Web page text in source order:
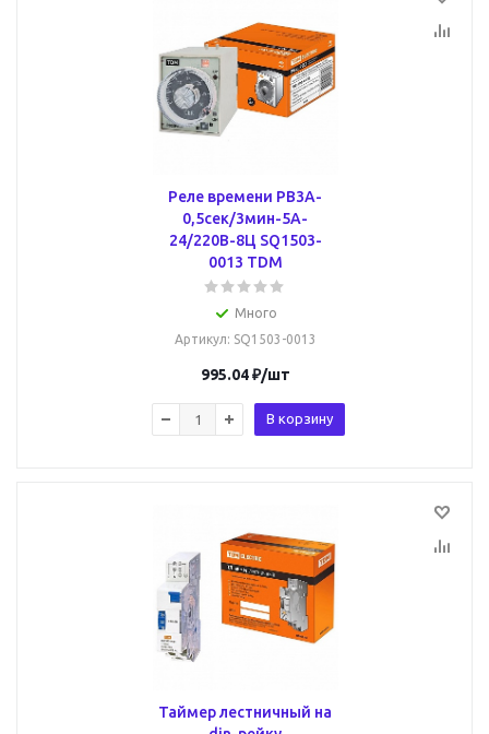
Реле времени РВ3A-
0,5сек/3мин-5A-
24/220В-8Ц SQ1503-
0013 TDM
Много
Артикул: SQ1503-0013
995.04₽/шт
В корзину
Таймер лестничный на